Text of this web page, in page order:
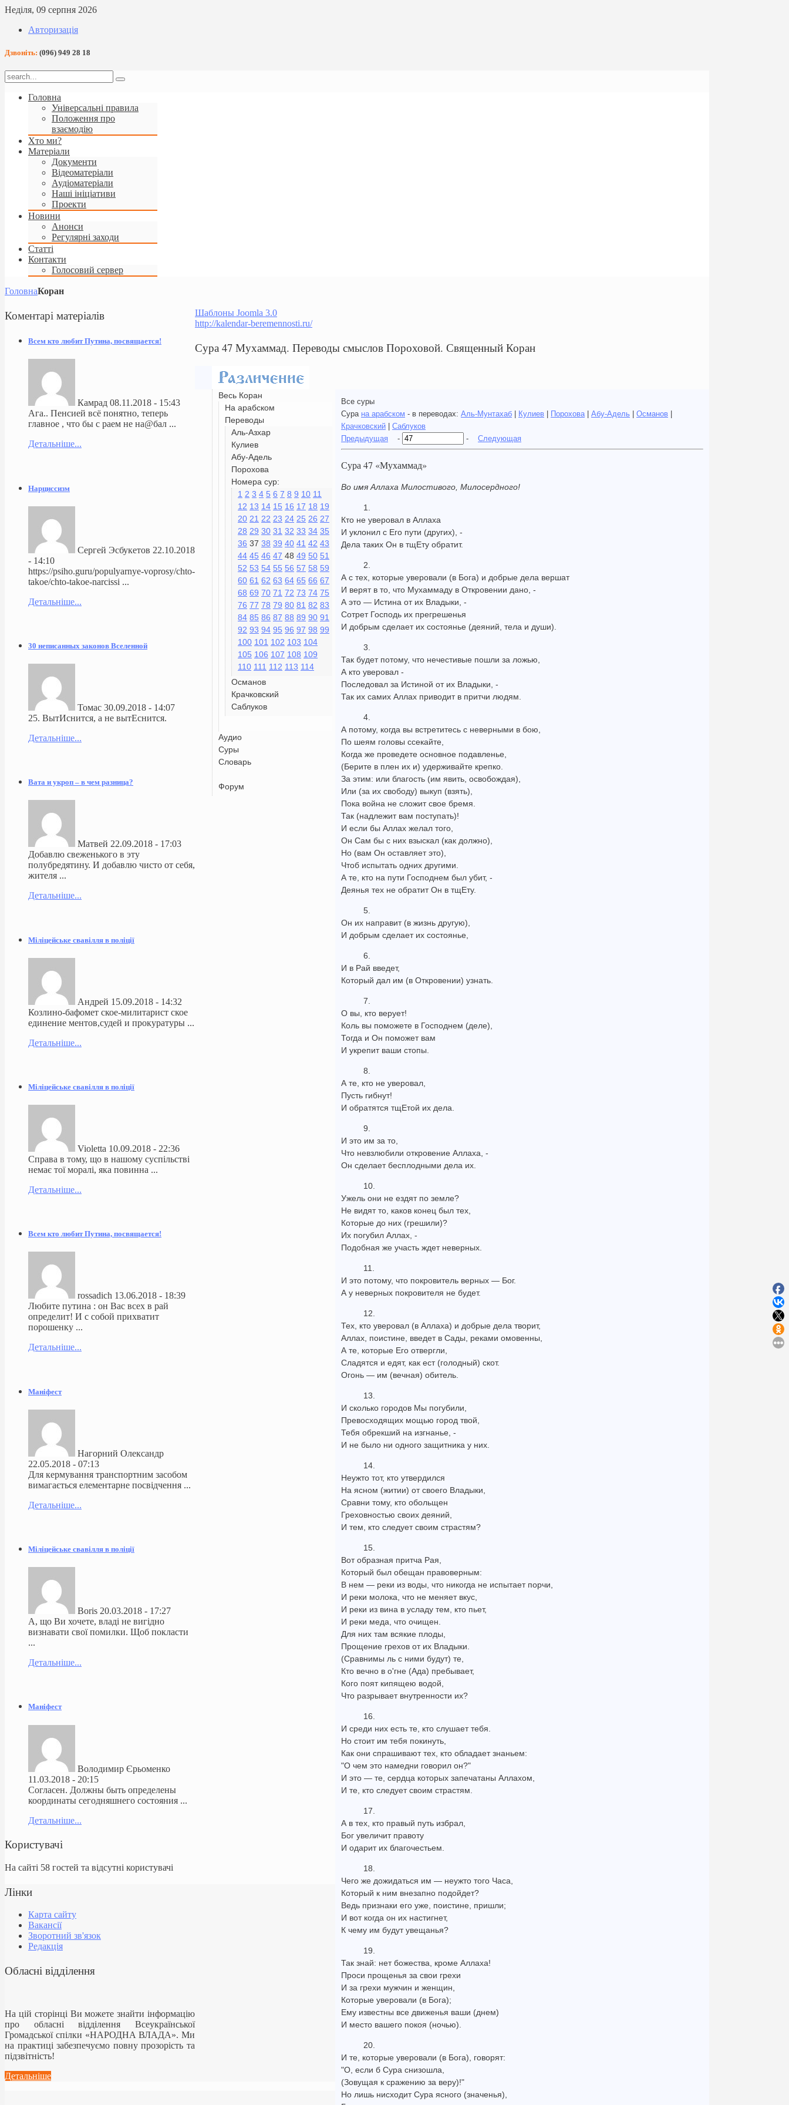
Неділя, 09 серпня 2026
Авторизація
Дзвоніть: (096) 949 28 18
Головна
Універсальні правила
Положення про
взаємодію
Хто ми?
Матеріали
Документи
Відеоматеріали
Аудіоматеріали
Наші ініціативи
Проекти
Новини
Анонси
Регулярні заходи
Статті
Контакти
Голосовий сервер
ГоловнаКоран
Шаблоны Joomla 3.0
http://kalendar-beremennosti.ru/
Сура 47 Мухаммад. Переводы смыслов Пороховой. Священный Коран
Весь Коран
На арабском
Переводы
Аль-Азхар
Кулиев
Абу-Адель
Порохова
Номера сур:
1 2 3 4 5 6 7 8 9 10 11
12 13 14 15 16 17 18 19
20 21 22 23 24 25 26 27
28 29 30 31 32 33 34 35
36 37 38 39 40 41 42 43
44 45 46 47 48 49 50 51
52 53 54 55 56 57 58 59
60 61 62 63 64 65 66 67
68 69 70 71 72 73 74 75
76 77 78 79 80 81 82 83
84 85 86 87 88 89 90 91
92 93 94 95 96 97 98 99
100 101 102 103 104
105 106 107 108 109
110 111 112 113 114
Османов
Крачковский
Саблуков
Аудио
Суры
Словарь
Форум
Все суры
Сура на арабском - в переводах: Аль-Мунтахаб | Кулиев | Порохова | Абу-Адель | Османов |
Крачковский | Саблуков
Предыдущая - - Следующая
Сура 47 «Мухаммад»
Во имя Аллаха Милостивого, Милосердного!
1.
Кто не уверовал в Аллаха
И уклонил с Его пути (других), -
Дела таких Он в тщЕту обратит.
2.
А с тех, которые уверовали (в Бога) и добрые дела вершат
И верят в то, что Мухаммаду в Откровении дано, -
А это — Истина от их Владыки, -
Сотрет Господь их прегрешенья
И добрым сделает их состоянье (деяний, тела и души).
3.
Так будет потому, что нечестивые пошли за ложью,
А кто уверовал -
Последовал за Истиной от их Владыки, -
Так их самих Аллах приводит в притчи людям.
4.
А потому, когда вы встретитесь с неверными в бою,
По шеям головы ссекайте,
Когда же проведете основное подавленье,
(Берите в плен их и) удерживайте крепко.
За этим: или благость (им явить, освобождая),
Или (за их свободу) выкуп (взять),
Пока война не сложит свое бремя.
Так (надлежит вам поступать)!
И если бы Аллах желал того,
Он Сам бы с них взыскал (как должно),
Но (вам Он оставляет это),
Чтоб испытать одних другими.
А те, кто на пути Господнем был убит, -
Деянья тех не обратит Он в тщЕту.
5.
Он их направит (в жизнь другую),
И добрым сделает их состоянье,
6.
И в Рай введет,
Который дал им (в Откровении) узнать.
7.
О вы, кто верует!
Коль вы поможете в Господнем (деле),
Тогда и Он поможет вам
И укрепит ваши стопы.
8.
А те, кто не уверовал,
Пусть гибнут!
И обратятся тщЕтой их дела.
9.
И это им за то,
Что невзлюбили откровение Аллаха, -
Он сделает бесплодными дела их.
10.
Ужель они не ездят по земле?
Не видят то, каков конец был тех,
Которые до них (грешили)?
Их погубил Аллах, -
Подобная же участь ждет неверных.
11.
И это потому, что покровитель верных — Бог.
А у неверных покровителя не будет.
12.
Тех, кто уверовал (в Аллаха) и добрые дела творит,
Аллах, поистине, введет в Сады, реками омовенны,
А те, которые Его отвергли,
Сладятся и едят, как ест (голодный) скот.
Огонь — им (вечная) обитель.
13.
И сколько городов Мы погубили,
Превосходящих мощью город твой,
Тебя обрекший на изгнанье, -
И не было ни одного защитника у них.
14.
Неужто тот, кто утвердился
На ясном (житии) от своего Владыки,
Сравни тому, кто обольщен
Греховностью своих деяний,
И тем, кто следует своим страстям?
15.
Вот образная притча Рая,
Который был обещан правоверным:
В нем — реки из воды, что никогда не испытает порчи,
И реки молока, что не меняет вкус,
И реки из вина в усладу тем, кто пьет,
И реки меда, что очищен.
Для них там всякие плоды,
Прощение грехов от их Владыки.
(Сравнимы ль с ними будут) те,
Кто вечно в о'гне (Ада) пребывает,
Кого поят кипящею водой,
Что разрывает внутренности их?
16.
И среди них есть те, кто слушает тебя.
Но стоит им тебя покинуть,
Как они спрашивают тех, кто обладает знаньем:
"О чем это намедни говорил он?"
И это — те, сердца которых запечатаны Аллахом,
И те, кто следует своим страстям.
17.
А в тех, кто правый путь избрал,
Бог увеличит правоту
И одарит их благочестьем.
18.
Чего же дожидаться им — неужто того Часа,
Который к ним внезапно подойдет?
Ведь признаки его уже, поистине, пришли;
И вот когда он их настигнет,
К чему им будут увещанья?
19.
Так знай: нет божества, кроме Аллаха!
Проси прощенья за свои грехи
И за грехи мужчин и женщин,
Которые уверовали (в Бога);
Ему известны все движенья ваши (днем)
И место вашего покоя (ночью).
20.
И те, которые уверовали (в Бога), говорят:
"О, если б Сура снизошла,
(Зовущая к сражению за веру)!"
Но лишь нисходит Сура ясного (значенья),
Коментарі матеріалів
Всем кто любит Путина, посвящается!
Камрад 08.11.2018 - 15:43
Ага.. Пенсией всё понятно, теперь
главное , что бы с раем не на@бал ...
Детальніше...
Нарциссизм
Сергей Эсбукетов 22.10.2018
- 14:10
https://psiho.guru/populyarnye-voprosy/chto-
takoe/chto-takoe-narcissi ...
Детальніше...
30 неписанных законов Вселенной
Томас 30.09.2018 - 14:07
25. ВытИснится, а не вытЕснится.
Детальніше...
Вата и укроп – в чем разница?
Матвей 22.09.2018 - 17:03
Добавлю свеженького в эту
полубредятину. И добавлю чисто от себя,
жителя ...
Детальніше...
Міліцейське свавілля в поліції
Андрей 15.09.2018 - 14:32
Козлино-бафомет ское-милитарист ское
единение ментов,судей и прокуратуры ...
Детальніше...
Міліцейське свавілля в поліції
Violetta 10.09.2018 - 22:36
Справа в тому, що в нашому суспільстві
немає тої моралі, яка повинна ...
Детальніше...
Всем кто любит Путина, посвящается!
rossadich 13.06.2018 - 18:39
Любите путина : он Вас всех в рай
определит! И с собой прихватит
порошенку ...
Детальніше...
Маніфест
Нагорний Олександр
22.05.2018 - 07:13
Для кермування транспортним засобом
вимагається елементарне посвідчення ...
Детальніше...
Міліцейське свавілля в поліції
Boris 20.03.2018 - 17:27
А, що Ви хочете, владі не вигідно
визнавати свої помилки. Щоб покласти
...
Детальніше...
Маніфест
Володимир Єрьоменко
11.03.2018 - 20:15
Согласен. Должны быть определены
координаты сегодняшнего состояния ...
Детальніше...
Користувачі
На сайті 58 гостей та відсутні користувачі
Лінки
Карта сайту
Вакансії
Зворотний зв'язок
Редакція
Обласні відділення
На цій сторінці Ви можете знайти інформацію
про обласні відділення Всеукраїнської
Громадської спілки «НАРОДНА ВЛАДА». Ми
на практиці забезпечуємо повну прозорість та
підзвітність!
Детальніше